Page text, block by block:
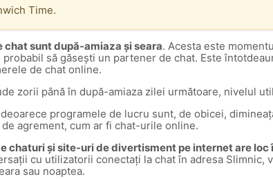
Time.
chat sunt după-amiaza și seara. Acesta este
să găsești un partener de chat. Este
de chat online.
zorii până în după-amiaza zilei următoare, nivelul
programele de lucru sunt, de obicei,
agrement, cum ar fi chat-urile online.
chaturi și site-uri de divertisment pe internet are loc
cu utilizatorii conectați la chat în adresa Slimnic,
sau noaptea.